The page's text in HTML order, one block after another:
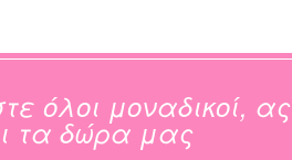
όλοι μοναδικοί, ας
τα δώρα μας